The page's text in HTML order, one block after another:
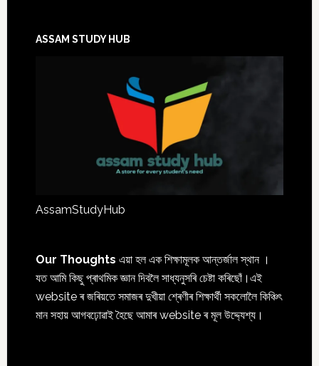
ASSAM STUDY HUB
AssamStudyHub
Our Thoughts এয়া হল এক শিক্ষামূলক আন্তৰ্জাল স্থান ।
যত আমি কিছু প্ৰাথমিক জ্ঞান দিবলৈ সাধ্যনুসৰি চেষ্টা কৰিছোঁ।এই
website ৰ জৰিয়তে সমাজৰ দুখীয়া শ্ৰেণীৰ শিক্ষাৰ্থী সকলোলৈ কিঞ্চিৎ
মান সহায় আগবঢ়োৱাই হৈছে আমাৰ website ৰ মূল উদ্দ্যেশ্য।